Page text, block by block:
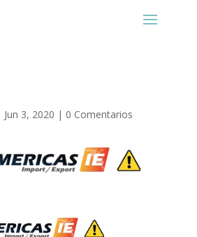
Jun 3, 2020 | 0 Comentarios